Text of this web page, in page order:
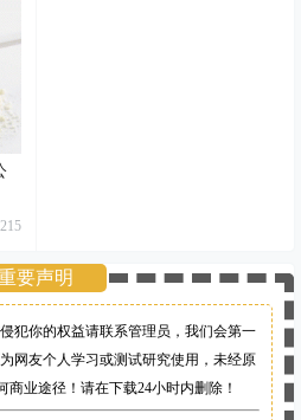
215
要声明
犯你的权益请联系管理员， 我们会第一
网友个人学习或测试研究使用，未经原
商业途径！请在下载24小时内删除！